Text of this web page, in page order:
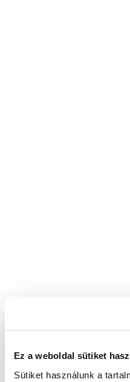
Ez a weboldal sütiket
Sütiket használunk a